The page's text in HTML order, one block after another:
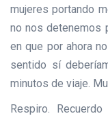
mujeres portando
no nos detenemos
en que por ahora
sentido sí
minutos de viaje.
Respiro.